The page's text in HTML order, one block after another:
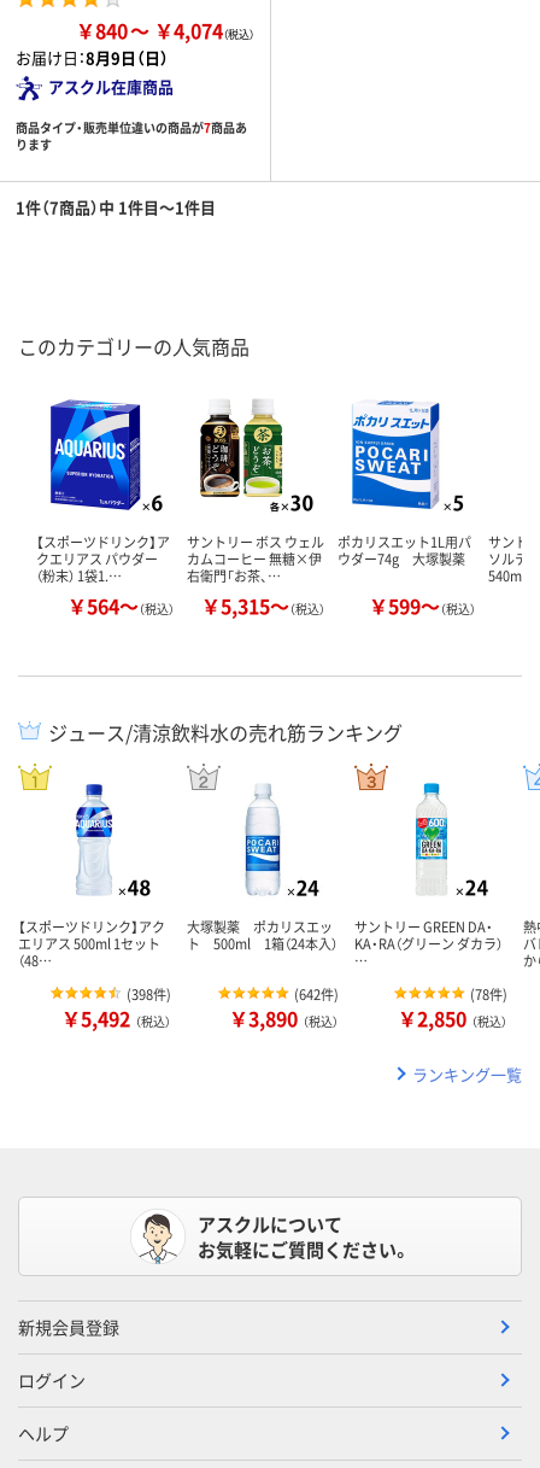
￥840 ￥4,074
お届け日：8月9日（日）
アスクル在庫商品
商品タイプ・販売単位違いの商品が7商品あ
ります
1件（7商品）中 1件目～1件目
このカテゴリーの人気商品
【スポーツドリンク】ア
クエリアス パウダー
（粉末） 1袋1.…
￥564～（税込）
サントリー ボス ウェル
カムコーヒー 無糖×伊
右衛門「お茶、…
￥5,315～（税込）
ポカリスエット1L用パ
ウダー74g 大塚製薬
￥599～（税込）
サント
ソルテ
540ml
ジュース/清涼飲料水の売れ筋ランキング
【スポーツドリンク】アク
エリアス 500ml 1セット
（48…
(398件)
￥5,492 （税込）
大塚製薬 ポカリスエッ
ト 500ml 1箱（24本入）
(642件)
￥3,890 （税込）
サントリー GREEN DA・
KA・RA（グリーン ダカラ）
…
(78件)
￥2,850 （税込）
熱
ランキング一覧
アスクルについて
お気軽にご質問ください。
新規会員登録
ログイン
ヘルプ